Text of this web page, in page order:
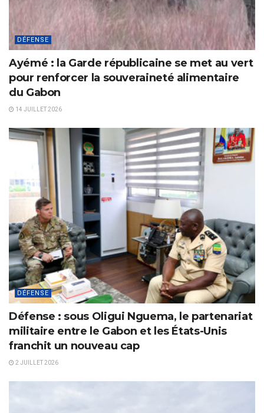
DÉFENSE
Ayémé : la Garde républicaine se met au vert
pour renforcer la souveraineté alimentaire
du Gabon
14 JUILLET 2026
DÉFENSE
Défense : sous Oligui Nguema, le partenariat
militaire entre le Gabon et les États-Unis
franchit un nouveau cap
2 JUILLET 2026